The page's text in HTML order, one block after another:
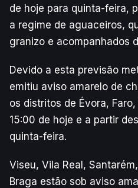
de hoje para quinta-feira,
a regime de aguaceiros,
granizo e acompanhados
Devido a esta previsão
emitiu aviso amarelo de
os distritos de Évora,
15:00 de hoje e a partir
quinta-feira.
Viseu, Vila Real,
Braga estão sob aviso